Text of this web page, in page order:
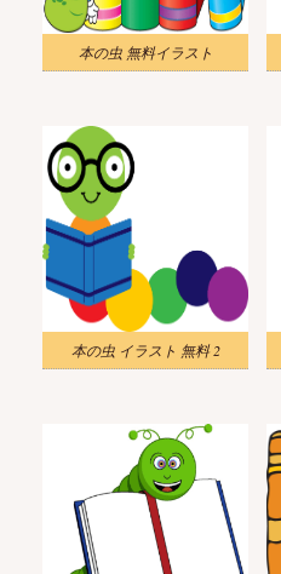
本の虫 無料イラスト
本の虫 イラスト 無料 2